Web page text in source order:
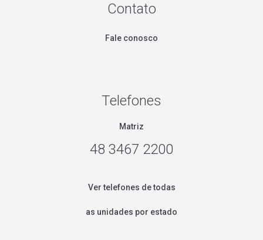
Contato
Fale conosco
Telefones
Matriz
48 3467 2200
Ver telefones de todas
as unidades por estado